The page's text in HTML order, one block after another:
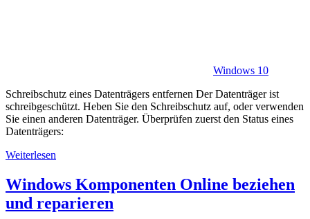
Windows 10
Schreibschutz eines Datenträgers entfernen Der Datenträger ist
schreibgeschützt. Heben Sie den Schreibschutz auf, oder verwenden
Sie einen anderen Datenträger. Überprüfen zuerst den Status eines
Datenträgers:
Weiterlesen
Windows Komponenten Online beziehen
und reparieren